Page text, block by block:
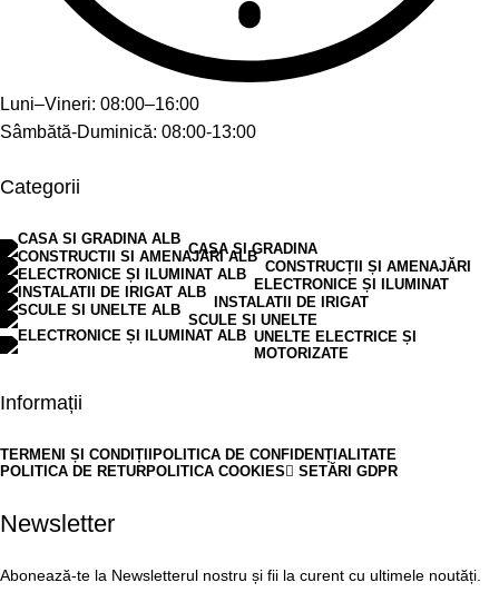
Luni–Vineri: 08:00–16:00
Sâmbătă-Duminică: 08:00-13:00
Categorii
CASA SI GRADINA
CONSTRUCȚII ȘI AMENAJĂRI
ELECTRONICE ȘI ILUMINAT
INSTALATII DE IRIGAT
SCULE SI UNELTE
UNELTE ELECTRICE ȘI
MOTORIZATE
Informații
TERMENI ȘI CONDIȚII
POLITICA DE CONFIDENȚIALITATE
POLITICA DE RETURPOLITICA COOKIES SETĂRI GDPR
Newsletter
Abonează-te la Newsletterul nostru și fii la curent cu ultimele noutăți.